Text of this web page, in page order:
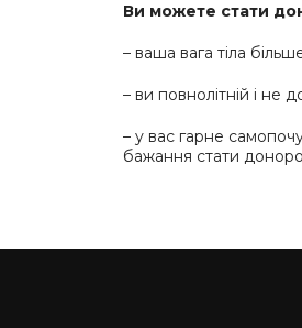
Ви можете стати
– ваша вага тіла
– ви повнолітній і не
– у вас гарне
бажання стати